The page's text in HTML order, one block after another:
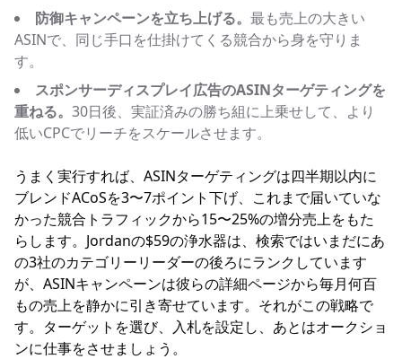
防御キャンペーンを立ち上げる。 最も売上の大きい
ASINで、同じ手口を仕掛けてくる競合から身を守りま
す。
スポンサーディスプレイ広告のASINターゲティングを
重ねる。 30日後、実証済みの勝ち組に上乗せして、より
低いCPCでリーチをスケールさせます。
うまく実行すれば、ASINターゲティングは四半期以内に
ブレンドACoSを3〜7ポイント下げ、これまで届いていな
かった競合トラフィックから15〜25%の増分売上をもた
らします。Jordanの$59の浄水器は、検索ではいまだにあ
の3社のカテゴリーリーダーの後ろにランクしています
が、ASINキャンペーンは彼らの詳細ページから毎月何百
もの売上を静かに引き寄せています。それがこの戦略で
す。ターゲットを選び、入札を設定し、あとはオークショ
ンに仕事をさせましょう。